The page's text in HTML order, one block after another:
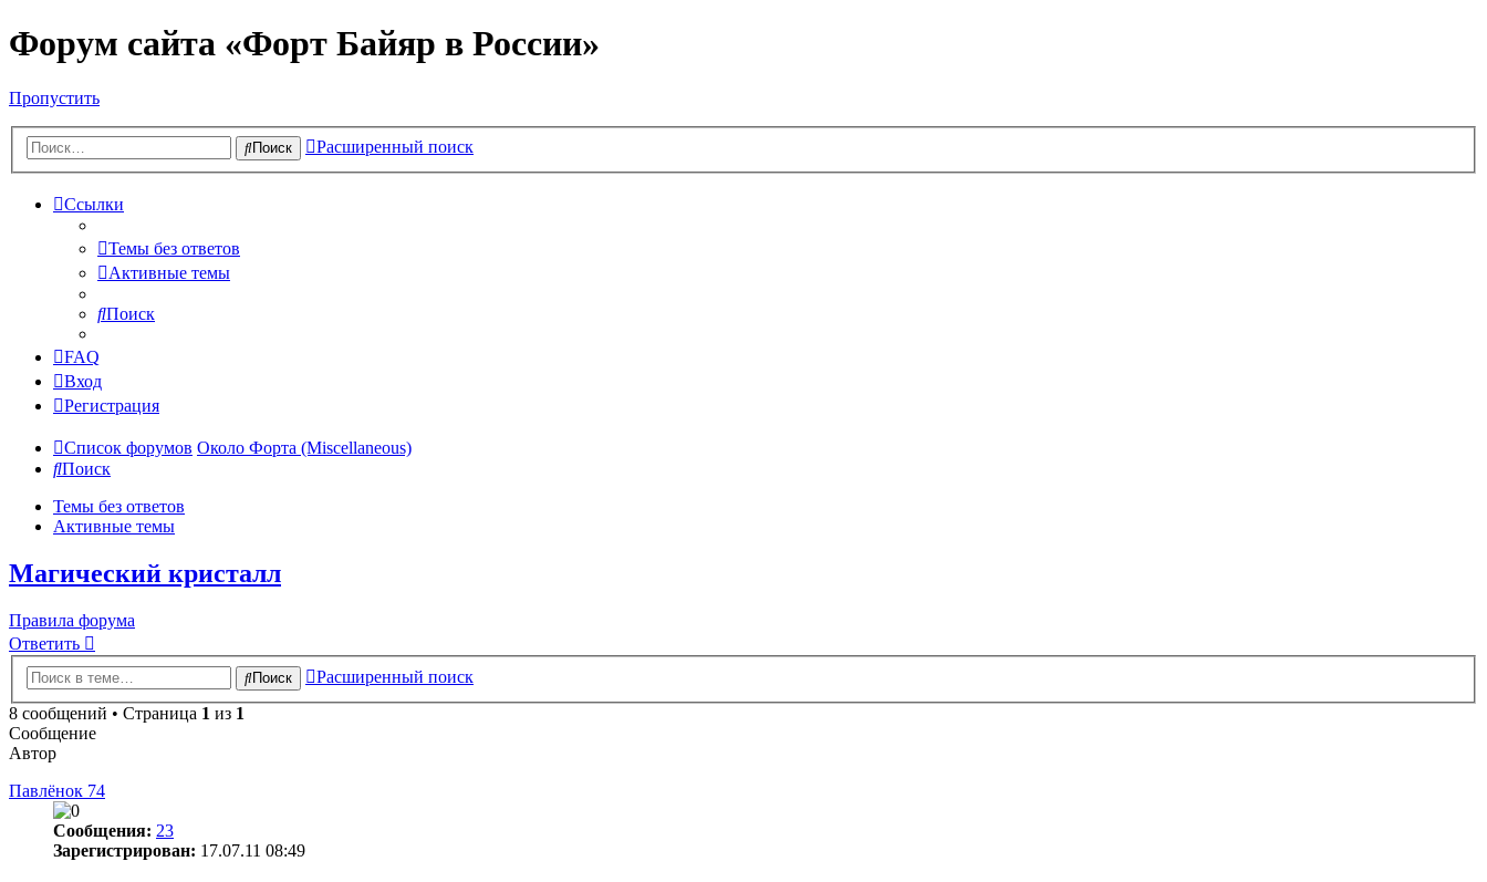
Форум сайта «Форт Байяр в России»
Пропустить
Поиск Расширенный поиск
Ссылки
Темы без ответов
Активные темы
Поиск
FAQ
Вход
Регистрация
Список форумов Около Форта (Miscellaneous)
Поиск
Темы без ответов
Активные темы
Магический кристалл
Правила форума
Ответить
Поиск
Расширенный поиск
8 сообщений • Страница 1 из 1
Сообщение
Автор
Павлёнок 74
Сообщения: 23
Зарегистрирован: 17.07.11 08:49